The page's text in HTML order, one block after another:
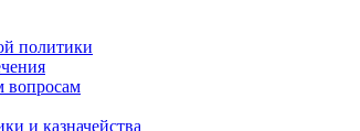
политики
вопросам
и казначейства